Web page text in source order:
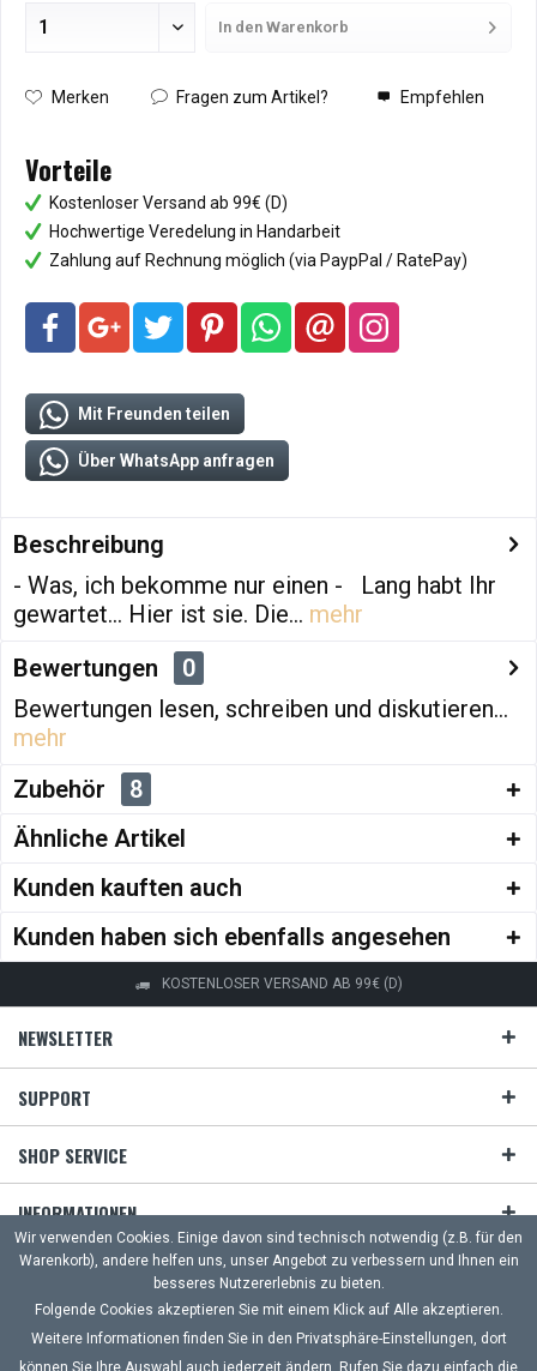
In den Warenkorb
Merken Fragen zum Artikel? Empfehlen
Vorteile
Kostenloser Versand ab 99€ (D)
Hochwertige Veredelung in Handarbeit
Zahlung auf Rechnung möglich (via PaypPal / RatePay)
Mit Freunden teilen
Über WhatsApp anfragen
Beschreibung
- Was, ich bekomme nur einen - Lang habt Ihr
gewartet... Hier ist sie. Die... mehr
Bewertungen
0
Bewertungen lesen, schreiben und diskutieren...
mehr
Zubehör
8
Ähnliche Artikel
Kunden kauften auch
Kunden haben sich ebenfalls angesehen
KOSTENLOSER VERSAND AB 99€ (D)
NEWSLETTER
SUPPORT
SHOP SERVICE
INFORMATIONEN
ZAHLUNG & VERSAND
UNSERE ZAHLUNGSARTEN
Wir verwenden Cookies. Einige davon sind technisch notwendig (z.B. für den
Warenkorb), andere helfen uns, unser Angebot zu verbessern und Ihnen ein
besseres Nutzererlebnis zu bieten.
Folgende Cookies akzeptieren Sie mit einem Klick auf Alle akzeptieren.
Weitere Informationen finden Sie in den Privatsphäre-Einstellungen, dort
können Sie Ihre Auswahl auch jederzeit ändern. Rufen Sie dazu einfach die